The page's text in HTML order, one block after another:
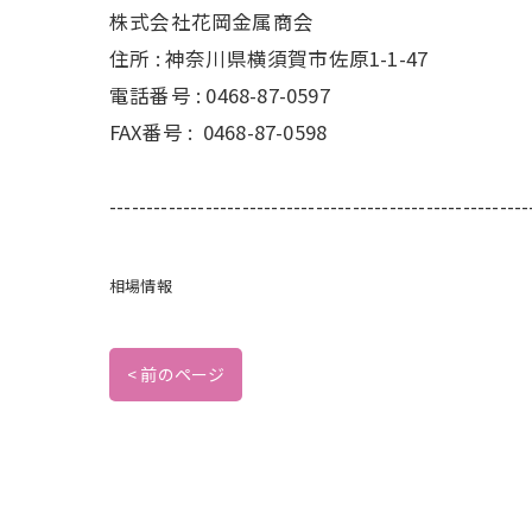
株式会社花岡金属商会
住所 : 神奈川県横須賀市佐原1-1-47
電話番号 : 0468-87-0597
FAX番号 : 0468-87-0598
相場情報
< 前のページ